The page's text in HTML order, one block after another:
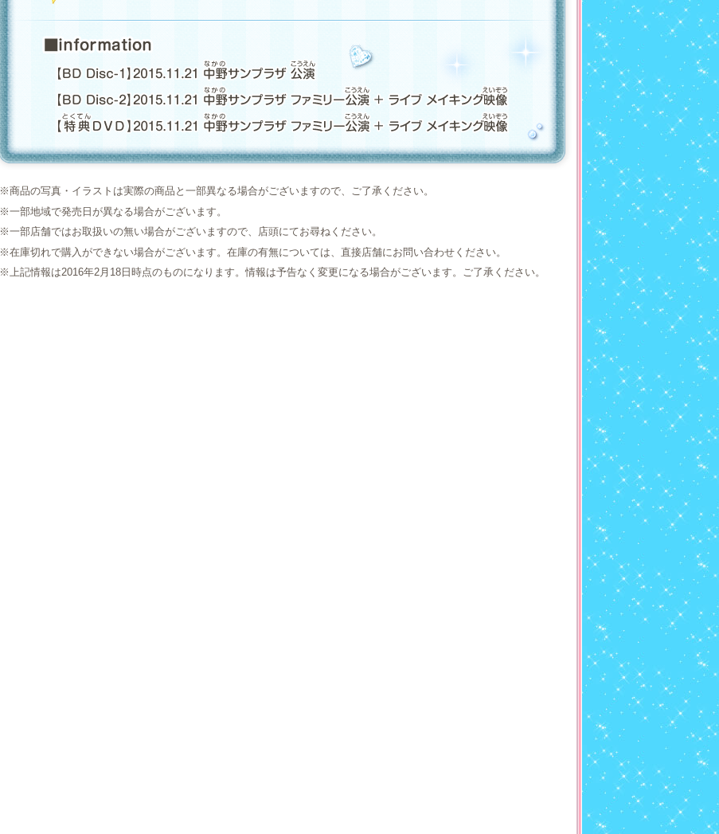
※商品の写真・イラストは実際の商品と一部異なる場合がございますので、ご了承ください。
※一部地域で発売日が異なる場合がございます。
※一部店舗ではお取扱いの無い場合がございますので、店頭にてお尋ねください。
※在庫切れで購入ができない場合がございます。在庫の有無については、直接店舗にお問い合わせください。
※上記情報は2016年2月18日時点のものになります。情報は予告なく変更になる場合がございます。ご了承ください。